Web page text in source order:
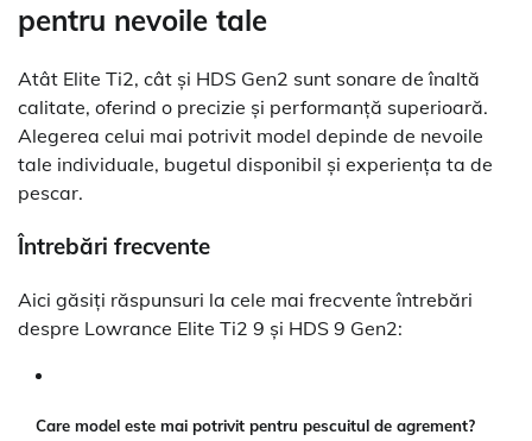
pentru nevoile tale
Atât Elite Ti2, cât și HDS Gen2 sunt sonare de înaltă
calitate, oferind o precizie și performanță superioară.
Alegerea celui mai potrivit model depinde de nevoile
tale individuale, bugetul disponibil și experiența ta de
pescar.
Întrebări frecvente
Aici găsiți răspunsuri la cele mai frecvente întrebări
despre Lowrance Elite Ti2 9 și HDS 9 Gen2:
Care model este mai potrivit pentru pescuitul de agrement?